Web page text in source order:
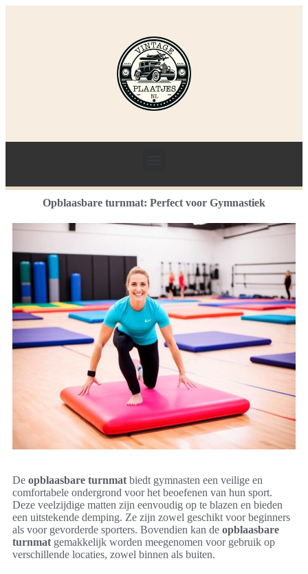
Opblaasbare turnmat: Perfect voor Gymnastiek
De opblaasbare turnmat biedt gymnasten een veilige en
comfortabele ondergrond voor het beoefenen van hun sport.
Deze veelzijdige matten zijn eenvoudig op te blazen en bieden
een uitstekende demping. Ze zijn zowel geschikt voor beginners
als voor gevorderde sporters. Bovendien kan de opblaasbare
turnmat gemakkelijk worden meegenomen voor gebruik op
verschillende locaties, zowel binnen als buiten.